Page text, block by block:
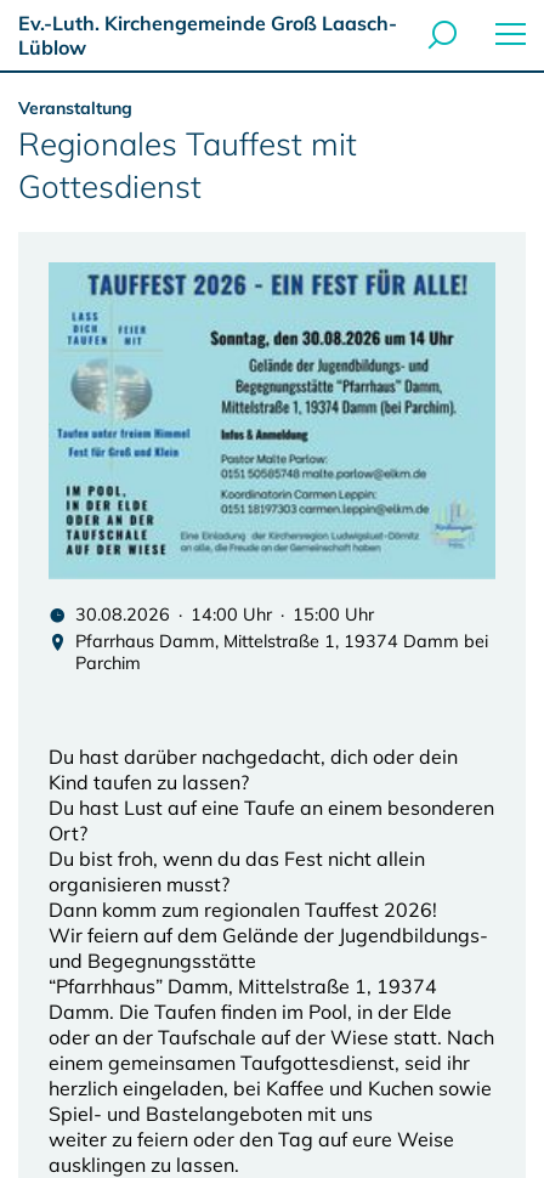
Ev.-Luth. Kirchengemeinde Groß Laasch-
Lüblow
Veranstaltung
Regionales Tauffest mit
Gottesdienst
30.08.2026 · 14:00 Uhr · 15:00 Uhr
Pfarrhaus Damm, Mittelstraße 1, 19374 Damm bei
Parchim
Du hast darüber nachgedacht, dich oder dein
Kind taufen zu lassen?
Du hast Lust auf eine Taufe an einem besonderen
Ort?
Du bist froh, wenn du das Fest nicht allein
organisieren musst?
Dann komm zum regionalen Tauffest 2026!
Wir feiern auf dem Gelände der Jugendbildungs-
und Begegnungsstätte
“Pfarrhhaus” Damm, Mittelstraße 1, 19374
Damm. Die Taufen finden im Pool, in der Elde
oder an der Taufschale auf der Wiese statt. Nach
einem gemeinsamen Taufgottesdienst, seid ihr
herzlich eingeladen, bei Kaffee und Kuchen sowie
Spiel- und Bastelangeboten mit uns
weiter zu feiern oder den Tag auf eure Weise
ausklingen zu lassen.